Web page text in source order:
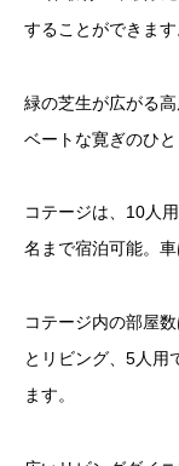
することができます
緑の芝生が広がる
ベートな寛ぎのひと
コテージは、10人
名まで宿泊可能。
コテージ内の部屋
とリビング、5人用
ます。